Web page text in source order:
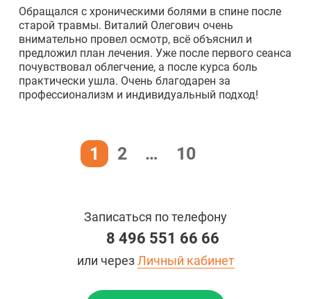
Обращался с хроническими болями в спине после
старой травмы. Виталий Олегович очень
внимательно провел осмотр, всё объяснил и
предложил план лечения. Уже после первого сеанса
почувствовал облегчение, а после курса боль
практически ушла. Очень благодарен за
профессионализм и индивидуальный подход!
1 2 … 10
Записаться по телефону
8 496 551 66 66
или черезЛичный кабинет